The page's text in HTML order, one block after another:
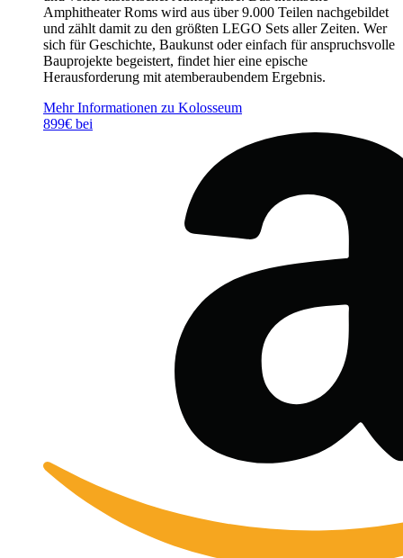
Amphitheater Roms wird aus über 9.000 Teilen nachgebildet
und zählt damit zu den größten LEGO Sets aller Zeiten. Wer
sich für Geschichte, Baukunst oder einfach für anspruchsvolle
Bauprojekte begeistert, findet hier eine epische
Herausforderung mit atemberaubendem Ergebnis.
Mehr Informationen zu Kolosseum
899€ bei